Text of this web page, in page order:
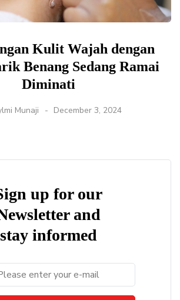
Kulit Wajah dengan
Benang Sedang Ramai
Diminati
Munaji December 3, 2024
up for our
and
stay informed